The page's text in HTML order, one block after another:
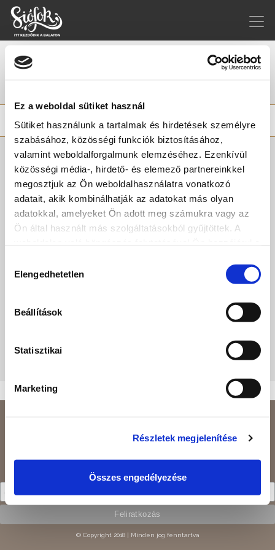
Ez a weboldal sütiket használ
Sütiket használunk a tartalmak és hirdetések személyre
szabásához, közösségi funkciók biztosításához,
valamint weboldalforgalmunk elemzéséhez. Ezenkívül
közösségi média-, hirdető- és elemező partnereinkkel
megosztjuk az Ön weboldalhasználatra vonatkozó
adatait, akik kombinálhatják az adatokat más olyan
adatokkal, amelyeket Ön adott meg számukra vagy az
Ön által használt más szolgáltatásokból gyűjtöttek. A
kiválasztása
Elengedhetetlen
Beállítások
Statisztikai
Marketing
Részletek megjelenítése
Összes engedélyezése
Események
Főoldal Események
Dátum Helyszín
Szabadszavas keresés
Kultúra / kiállítás
KERESÉS INDÍTÁSA
ADATVÉDELMI NYILATKOZAT
Siófoki Fürdőegylet - Turisztikai Egyesület
© Copyright 2018 | Minden jog fenntartva